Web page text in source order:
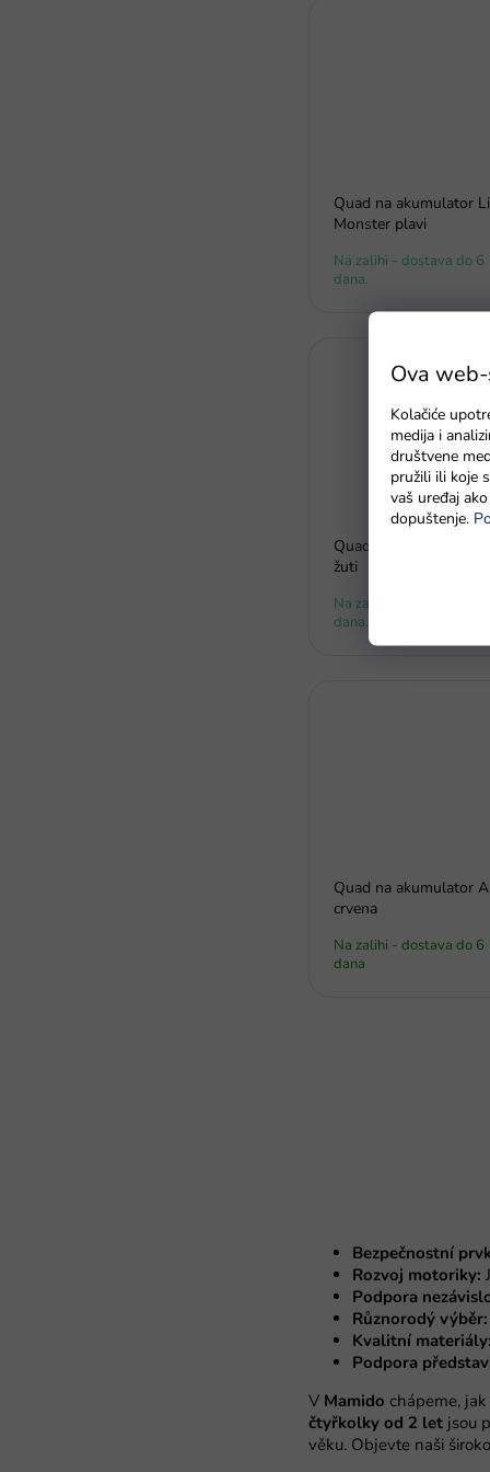
Ova
Kolačiće
medija i
društvene
pružili ili koje
vaš uređaj
dopuštenje.
Quad na akumulator
Monster plavi
Na zalihi - dostava do 6
dana.
Quad na akumulator
žuti
Na zalihi - dostava do 6
dana.
Quad na akumulator
crvena
Na zalihi - dostava do 6
dana
Bezpečnostní
Rozvoj motoriky:
Podpora
Různorodý výběr:
Kvalitní materiály:
Podpora
V Mamido chápeme,
čtyřkolky od 2 let jsou
věku. Objevte naši